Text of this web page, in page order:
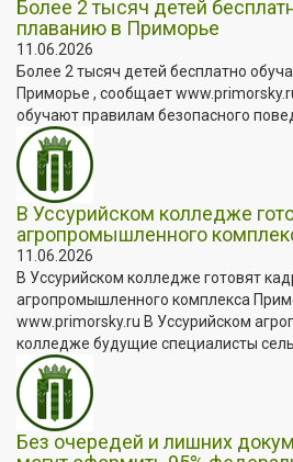
Более 2 тысяч детей
плаванию в Приморье
11.06.2026
Более 2 тысяч детей бесплатно
Приморье , сообщает
обучают правилам безопасного
В Уссурийском колледже
агропромышленного
11.06.2026
В Уссурийском колледже готовят
агропромышленного комплекса
www.primorsky.ru В Уссурийском
колледже будущие специалисты
Без очередей и лишних